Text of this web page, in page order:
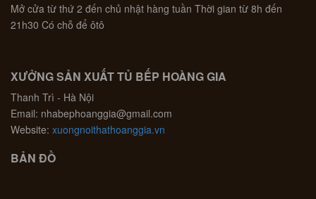
Mở cửa từ thứ 2 đến chủ nhật hàng tuần Thời gian từ 8h đến
21h30 Có chỗ để ôtô
XƯỞNG SẢN XUẤT TỦ BẾP HOÀNG GIA
Thanh Trì - Hà Nội
Email: nhabephoanggia@gmail.com
Website: xuongnoithathoanggia.vn
BẢN ĐỒ